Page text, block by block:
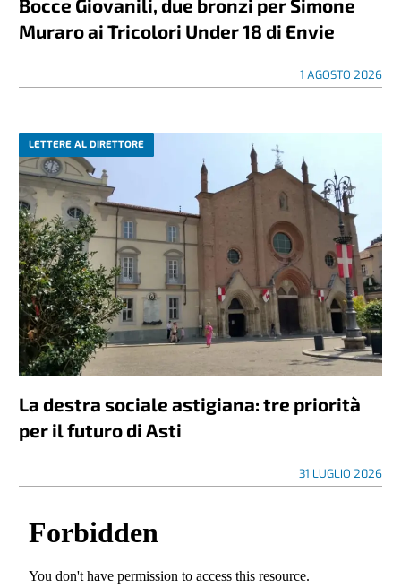
Bocce Giovanili, due bronzi per Simone
Muraro ai Tricolori Under 18 di Envie
1 AGOSTO 2026
LETTERE AL DIRETTORE
La destra sociale astigiana: tre priorità
per il futuro di Asti
31 LUGLIO 2026